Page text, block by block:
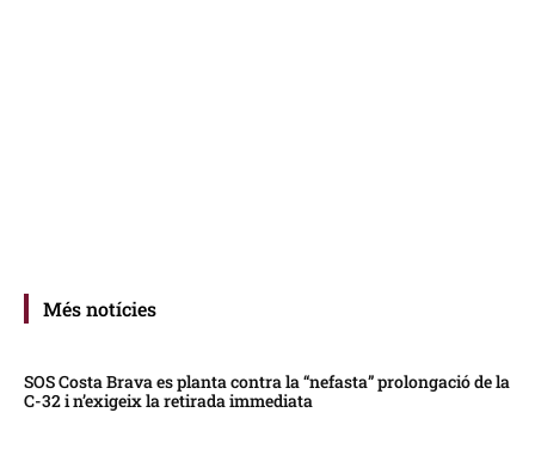
Més notícies
SOS Costa Brava es planta contra la “nefasta” prolongació de la
C-32 i n’exigeix la retirada immediata